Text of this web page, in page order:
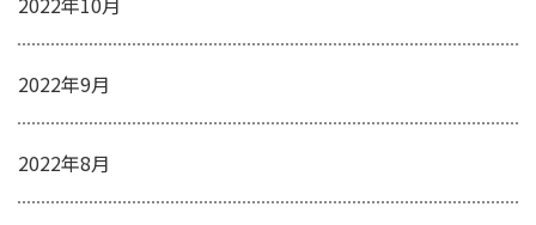
2022年9月
2022年8月